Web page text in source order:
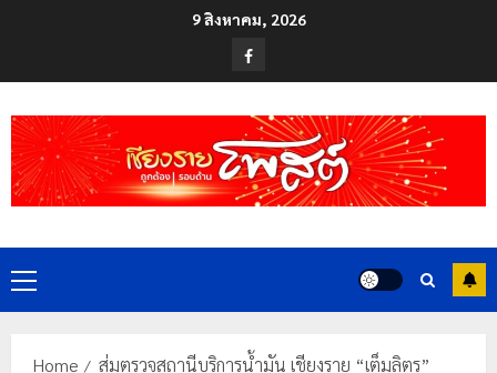
9 สิงหาคม, 2026
Facebook
Primary
Menu
Home สุ่มตรวจสถานีบริการน้ำมัน เชียงราย “เต็มลิตร”